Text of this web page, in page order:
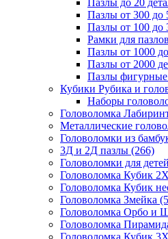
Пазлы до 20
Пазлы от 300 до
Пазлы от 100 до
Рамки для пазлов
Пазлы от 1000
Пазлы от 2000
Пазлы
Кубики Рубика и
Наборы
Головоломка
Металлические
Головоломки из
3Д и 2Д пазлы (266)
Головоломки для детей
Головоломка Кубик
Головоломка Кубик
Головоломка Змейка
Головоломка Орбо и
Головоломка